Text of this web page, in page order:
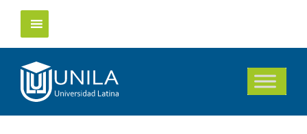
Saltar
contenido